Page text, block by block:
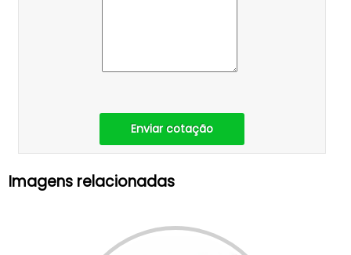
Enviar cotação
Imagens relacionadas